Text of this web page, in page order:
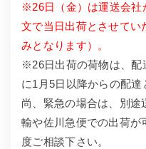
※26日（金）は運送会社
文で当日出荷とさせてい
みとなります）。
※26日出荷の荷物は、配
に1月5日以降からの配達
尚、緊急の場合は、別途
輸や佐川急便での出荷が
度ご相談下さい。